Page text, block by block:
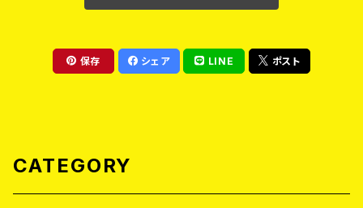
保存 シェア LINE ポスト
CATEGORY